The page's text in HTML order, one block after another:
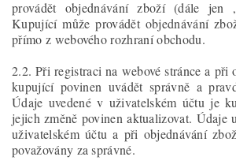
provádět objednávání zboží (dále jen
Kupující může provádět objednávání
přímo z webového rozhraní obchodu.
2.2. Při registraci na webové stránce a při
kupující povinen uvádět správně a
Údaje uvedené v uživatelském účtu je
jejich změně povinen aktualizovat. Údaje
uživatelském účtu a při objednávání
považovány za správné.